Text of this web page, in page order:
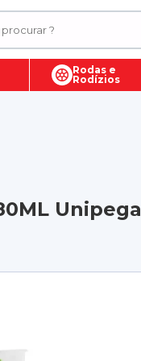
Rodas e
Rodízios
Unipega